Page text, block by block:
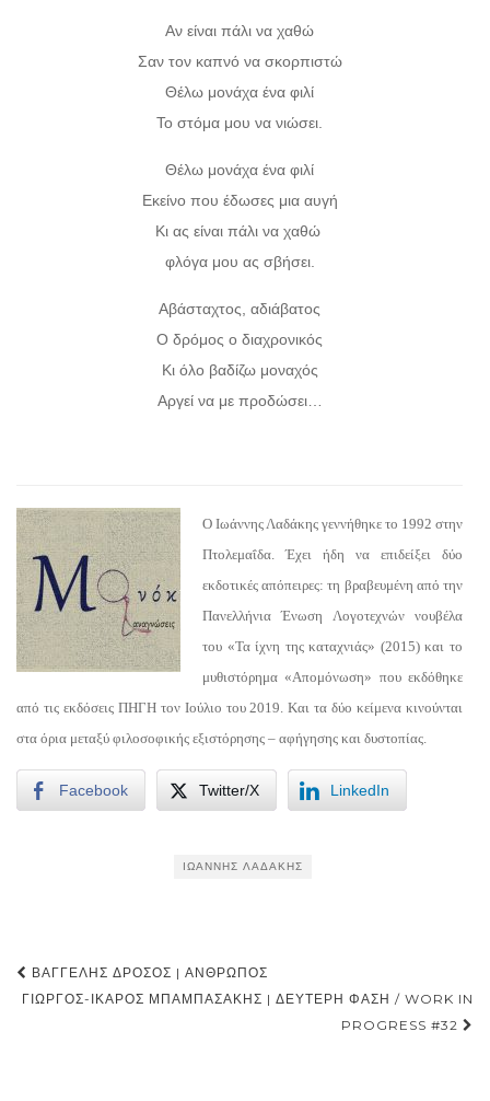
Αν είναι πάλι να χαθώ
Σαν τον καπνό να σκορπιστώ
Θέλω μονάχα ένα φιλί
Το στόμα μου να νιώσει.
Θέλω μονάχα ένα φιλί
Εκείνο που έδωσες μια αυγή
Κι ας είναι πάλι να χαθώ
φλόγα μου ας σβήσει.
Αβάσταχτος, αδιάβατος
Ο δρόμος ο διαχρονικός
Κι όλο βαδίζω μοναχός
Αργεί να με προδώσει…
Ο Ιωάννης Λαδάκης γεννήθηκε το 1992 στην
Πτολεμαΐδα. Έχει ήδη να επιδείξει δύο
εκδοτικές απόπειρες: τη βραβευμένη από την
Πανελλήνια Ένωση Λογοτεχνών νουβέλα
του «Τα ίχνη της καταχνιάς» (2015) και το
μυθιστόρημα «Απομόνωση» που εκδόθηκε
από τις εκδόσεις ΠΗΓΗ τον Ιούλιο του 2019. Και τα δύο κείμενα κινούνται
στα όρια μεταξύ φιλοσοφικής εξιστόρησης – αφήγησης και δυστοπίας.
Facebook Twitter/X LinkedIn
ΙΩΆΝΝΗΣ ΛΑΔΆΚΗΣ
Post
navigation
ΒΑΓΓΈΛΗΣ ΔΡΌΣΟΣ | ΆΝΘΡΩΠΟΣ
ΓΙΏΡΓΟΣ-ΊΚΑΡΟΣ ΜΠΑΜΠΑΣΆΚΗΣ | ΔΕΎΤΕΡΗ ΦΆΣΗ / WORK IN
PROGRESS #32